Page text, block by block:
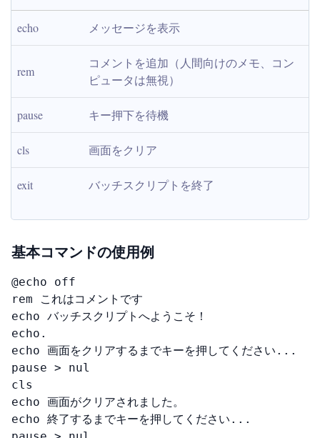
echo メッセージを表示
rem
コメントを追加（人間向けのメモ、コン
ピュータは無視）
pause キー押下を待機
cls 画面をクリア
exit バッチスクリプトを終了
基本コマンドの使用例
@echo off
rem これはコメントです
echo バッチスクリプトへようこそ！
echo.
echo 画面をクリアするまでキーを押してください...
pause > nul
cls
echo 画面がクリアされました。
echo 終了するまでキーを押してください...